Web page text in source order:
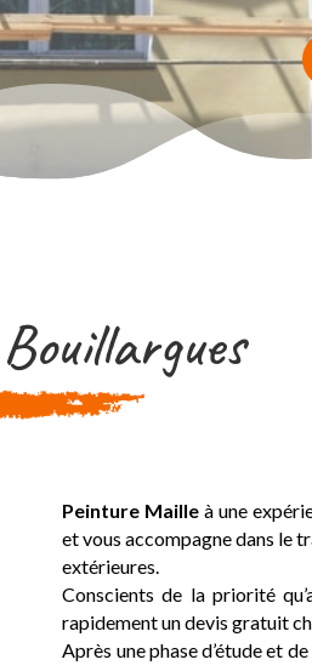
Peinture Maille à une
etvous accompagne dans le
extérieures.
Conscients de la priorité
rapidement un devis gratuit
Après une phase d’étude et